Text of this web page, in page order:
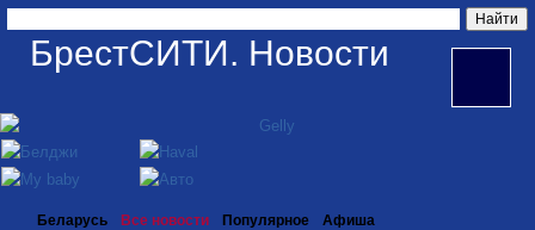
БрестСИТИ. Новости
Беларусь Все новости Популярное Афиша